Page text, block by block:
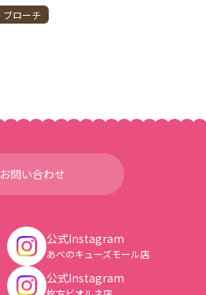
ブローチ
お問い合わせ
公式Instagram
あべのキューズモール店
公式Instagram